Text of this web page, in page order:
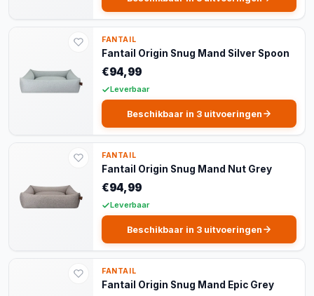
FANTAIL
Fantail Origin Snug Mand Silver Spoon
€94,99
Leverbaar
Beschikbaar in 3 uitvoeringen
FANTAIL
Fantail Origin Snug Mand Nut Grey
€94,99
Leverbaar
Beschikbaar in 3 uitvoeringen
FANTAIL
Fantail Origin Snug Mand Epic Grey